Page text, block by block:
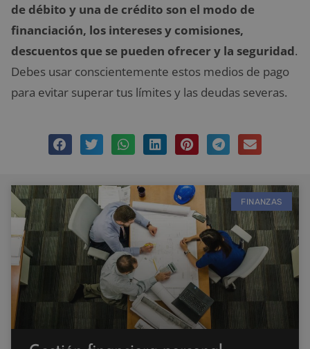
de débito y una de crédito son el modo de
financiación, los intereses y comisiones,
descuentos que se pueden ofrecer y la seguridad.
Debes usar conscientemente estos medios de pago
para evitar superar tus límites y las deudas severas.
FINANZAS